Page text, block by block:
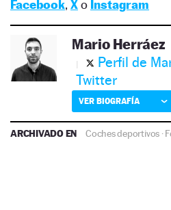
Facebook, Xo Instagram
Mario Herráez
Perfil de
Twitter
VER BIOGRAFÍA
ARCHIVADO EN Coches deportivos ·